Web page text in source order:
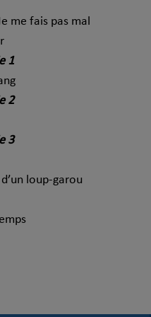
me fais pas mal
1
2
3
loup-garou